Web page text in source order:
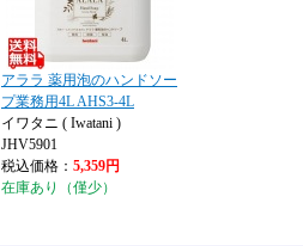
アララ 薬用泡のハンドソー
プ業務用4L AHS3-4L
イワタニ ( Iwatani )
JHV5901
税込価格： 5,359円
在庫あり（僅少）